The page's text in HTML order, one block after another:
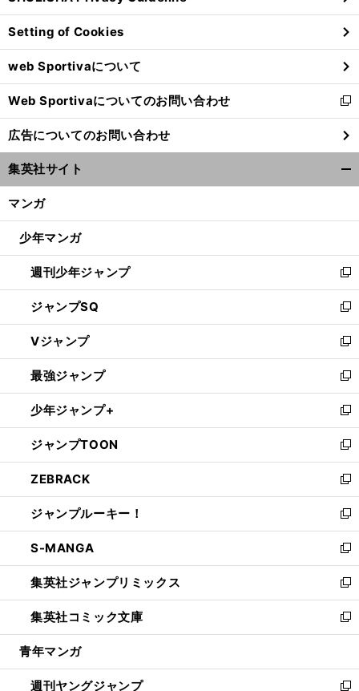
ン
ド
ウ
で
開
く
Setting of Cookies
web Sportivaについて
Web Sportivaについてのお問い合わせ
新
し
い
ウ
ィ
ン
ウ
開
く
広告についてのお問い合わせ
集英社サイト
マンガ
少年マンガ
週刊少年ジャンプ
新
し
い
ウ
ィ
ン
ド
ウ
で
開
く
ジャンプSQ
新
し
い
ウ
ィ
ン
ド
ウ
で
開
く
Vジャンプ
新
し
い
ウ
ィ
ン
ド
ウ
で
開
く
最強ジャンプ
新
し
い
ウ
ィ
ン
ド
ウ
で
開
く
少年ジャンプ+
新
し
い
ウ
ィ
ン
ド
ウ
で
開
く
ジャンプTOON
新
し
い
ウ
ィ
ン
ド
ウ
で
開
く
ZEBRACK
新
し
い
ウ
ィ
ン
ド
ウ
で
開
ジャンプルーキー！
新
し
い
ウ
ィ
ン
ド
ウ
開
く
S-MANGA
新
し
い
ウ
ィ
ン
ウ
で
集英社ジャンプリミックス
新
し
い
ウ
ン
ド
集英社コミック文庫
新
し
ウ
ィ
青年マンガ
週刊ヤングジャンプ